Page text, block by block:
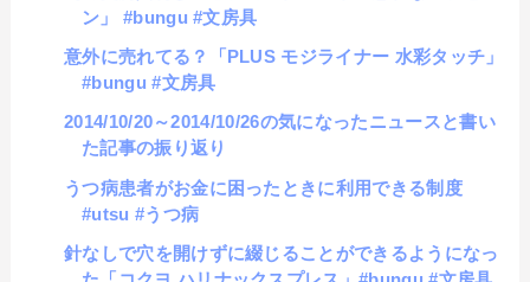
ン」 #bungu #文房具
意外に売れてる？「PLUS モジライナー 水彩タッチ」
#bungu #文房具
2014/10/20～2014/10/26の気になったニュースと書い
た記事の振り返り
うつ病患者がお金に困ったときに利用できる制度
#utsu #うつ病
針なしで穴を開けずに綴じることができるようになっ